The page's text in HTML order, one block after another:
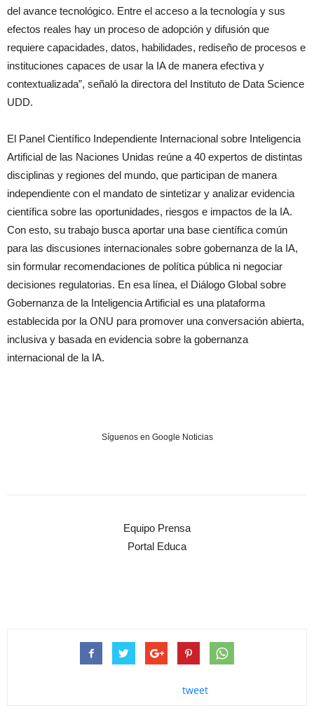
del avance tecnológico. Entre el acceso a la tecnología y sus
efectos reales hay un proceso de adopción y difusión que
requiere capacidades, datos, habilidades, rediseño de procesos e
instituciones capaces de usar la IA de manera efectiva y
contextualizada”, señaló la directora del Instituto de Data Science
UDD.
El Panel Científico Independiente Internacional sobre Inteligencia
Artificial de las Naciones Unidas reúne a 40 expertos de distintas
disciplinas y regiones del mundo, que participan de manera
independiente con el mandato de sintetizar y analizar evidencia
científica sobre las oportunidades, riesgos e impactos de la IA.
Con esto, su trabajo busca aportar una base científica común
para las discusiones internacionales sobre gobernanza de la IA,
sin formular recomendaciones de política pública ni negociar
decisiones regulatorias. En esa línea, el Diálogo Global sobre
Gobernanza de la Inteligencia Artificial es una plataforma
establecida por la ONU para promover una conversación abierta,
inclusiva y basada en evidencia sobre la gobernanza
internacional de la IA.
Síguenos en Google Noticias
Equipo Prensa
Portal Educa
tweet